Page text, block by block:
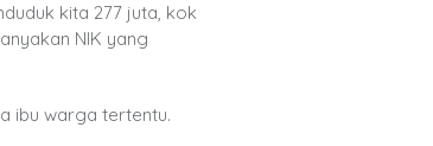
kita 277 juta, kok
NIK yang
ibu warga tertentu.